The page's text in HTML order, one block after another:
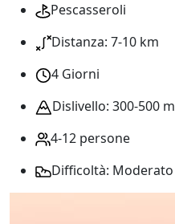
Pescasseroli
Distanza: 7-10 km
4 Giorni
Dislivello: 300-500 m
4-12 persone
Difficoltà: Moderato